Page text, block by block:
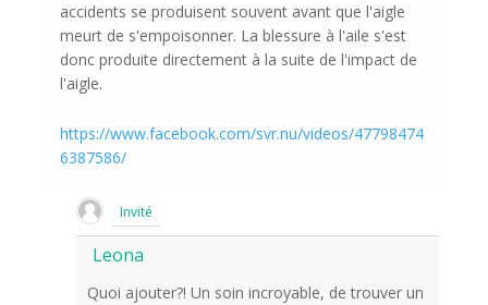
accidents se produisent souvent avant que l'aigle
meurt de s'empoisonner. La blessure à l'aile s'est
donc produite directement à la suite de l'impact de
l'aigle.
https://www.facebook.com/svr.nu/videos/47798474
6387586/
Invité
Leona
Quoi ajouter?! Un soin incroyable, de trouver un